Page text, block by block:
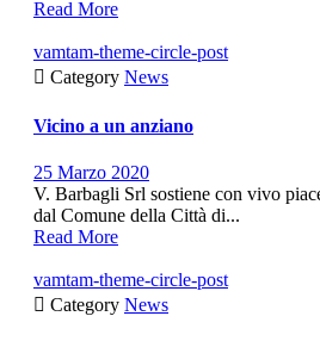
Read More
vamtam-theme-circle-post
 Category News
Vicino a un anziano
25 Marzo 2020
V. Barbagli Srl sostiene con vivo
dal Comune della Città di...
Read More
vamtam-theme-circle-post
 Category News